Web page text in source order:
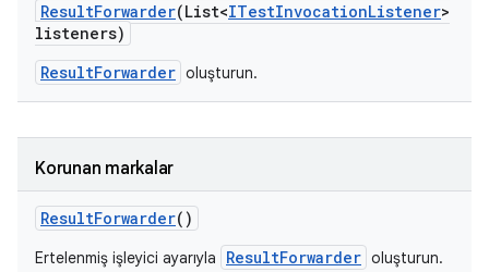
ResultForwarder(List<ITestInvocationListener>
listeners)
ResultForwarder oluşturun.
Korunan markalar
ResultForwarder()
Ertelenmiş işleyici ayarıyla ResultForwarder oluşturun.